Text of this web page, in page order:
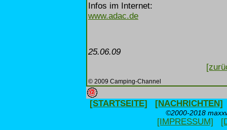
Infos im Internet:
www.adac.de
25.06.09
© 2009 Camping-Channel
[STARTSEITE] [NACHRICHTEN]
©2000-2018
[IMPRESSUM]